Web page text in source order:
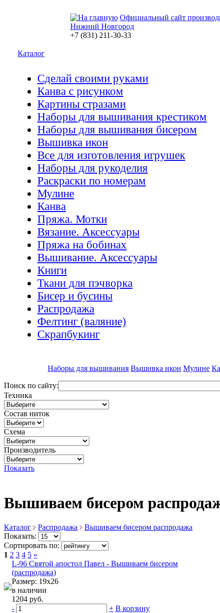
Официальный сайт
Нижний Новгород
+7 (831) 211-30-33
Каталог
Сделай своими руками
Канва с рисунком
Картины стразами
Наборы для вышивания крестиком
Наборы для вышивания бисером
Вышивка икон
Все для изготовления игрушек
Наборы для рукоделия
Раскраски по номерам
Мулине
Канва
Пряжа. Мотки
Вязание. Аксессуары
Пряжа на бобинах
Вышивание. Аксессуары
Книги
Ткани для пэчворка
Бисер и бусины
Распродажа
Фелтинг (валяние)
Скрапбукинг
Наборы для вышивания Вышивка икон Мулине
Поиск по сайту:
Техника
Состав ниток
Схема
Производитель
Показать
Вышиваем бисером
Каталог Распродажа
Вышиваем бисером распродажа
Показать:
Сортировать по:
1 2 3 4 5 »
L-96 Святой апостол Павел - Вышиваем бисером
(распродажа)
Размер: 19х26
в наличии
1204 руб.
-
+ В корзину